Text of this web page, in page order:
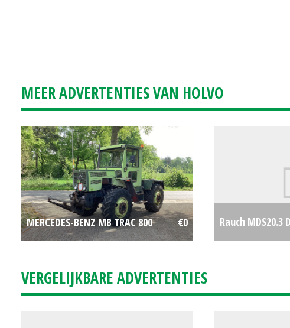
MEER ADVERTENTIES VAN HOLVO
MERCEDES-BENZ MB TRAC 800 €0
Rauch MDS20.3
VERGELIJKBARE ADVERTENTIES